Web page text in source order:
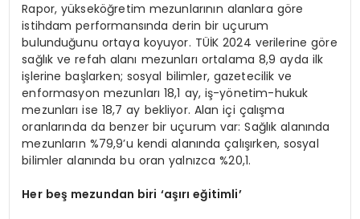
Rapor, yükseköğretim mezunlarının alanlara göre
istihdam performansında derin bir uçurum
bulunduğunu ortaya koyuyor. TÜİK 2024 verilerine göre
sağlık ve refah alanı mezunları ortalama 8,9 ayda ilk
işlerine başlarken; sosyal bilimler, gazetecilik ve
enformasyon mezunları 18,1 ay, iş-yönetim-hukuk
mezunları ise 18,7 ay bekliyor. Alan içi çalışma
oranlarında da benzer bir uçurum var: Sağlık alanında
mezunların %79,9’u kendi alanında çalışırken, sosyal
bilimler alanında bu oran yalnızca %20,1.
Her beş mezundan biri ‘aşırı eğitimli’